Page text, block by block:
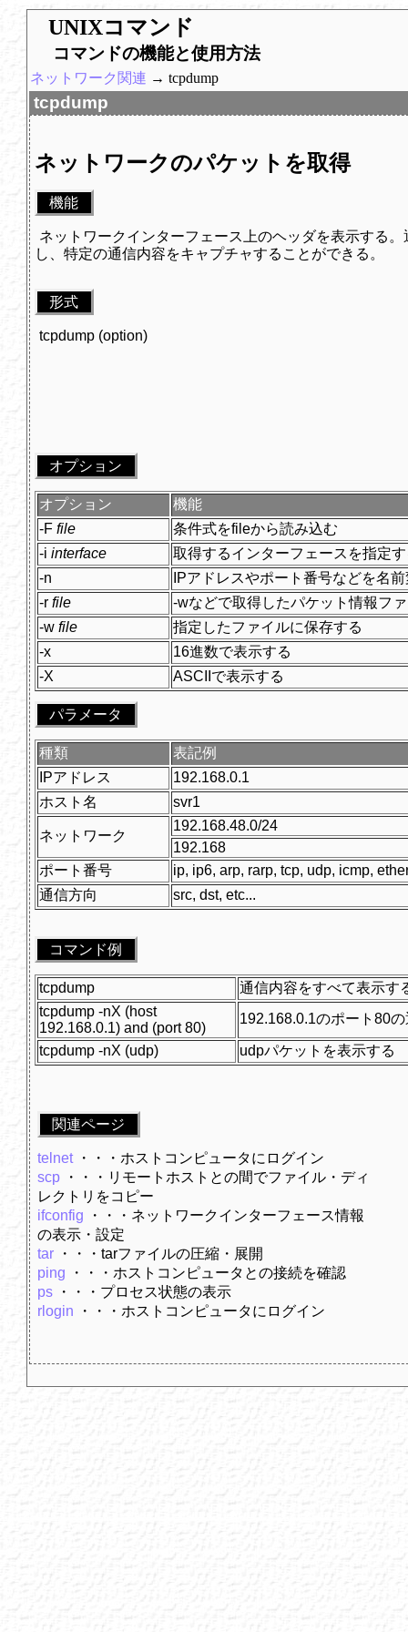
UNIXコマンド
コマンドの機能と使用方法
ネットワーク関連 → tcpdump
tcpdump
ネットワークのパケットを取得
機能
ネットワークインターフェース上のヘッダを表示する
し、特定の通信内容をキャプチャすることができる。
形式
tcpdump (option)
オプション
オプション
機能
-F file
条件式をfileから読み込む
-i interface
取得するインターフェースを指定
-n
IPアドレスやポート番号などを名
-r file
-wなどで取得したパケット情報フ
-w file
指定したファイルに保存する
-x
16進数で表示する
-X
ASCIIで表示する
パラメータ
種類
表記例
IPアドレス
192.168.0.1
ホスト名
svr1
ネットワーク
192.168.48.0/24
192.168
ポート番号
ip, ip6, arp, rarp, tcp, udp, icmp,
通信方向
src, dst, etc...
コマンド例
tcpdump
通信内容をすべて表示す
tcpdump -nX (host
192.168.0.1) and (port 80)
192.168.0.1のポート80
tcpdump -nX (udp) udpパケットを表示する
関連ページ
telnet・・・ホストコンピュータにログイン
scp ・・・リモートホストとの間でファイル・ディ
レクトリをコピー
ifconfig ・・・ネットワークインターフェース情報
の表示・設定
tar ・・・tarファイルの圧縮・展開
ping ・・・ホストコンピュータとの接続を確認
ps ・・・プロセス状態の表示
rlogin ・・・ホストコンピュータにログイン